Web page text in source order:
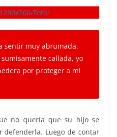
sentir muy abrumada.
callada, yo
por proteger a mi
no quería que su hijo se
defenderla. Luego de contar